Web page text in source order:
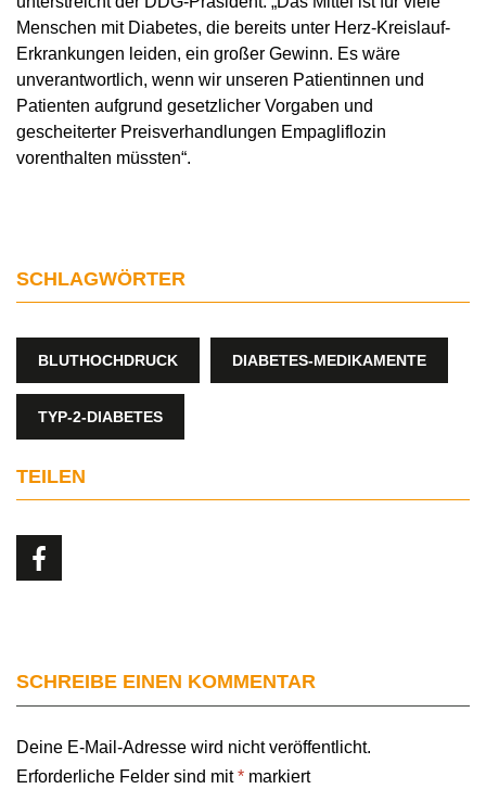
Menschen mit Diabetes, die bereits unter Herz-Kreislauf-
Erkrankungen leiden, ein großer Gewinn. Es wäre
unverantwortlich, wenn wir unseren Patientinnen und
Patienten aufgrund gesetzlicher Vorgaben und
gescheiterter Preisverhandlungen Empagliflozin
vorenthalten müssten“.
SCHLAGWÖRTER
BLUTHOCHDRUCK DIABETES-MEDIKAMENTE
TYP-2-DIABETES
TEILEN
SCHREIBE EINEN KOMMENTAR
Deine E-Mail-Adresse wird nicht veröffentlicht.
Erforderliche Felder sind mit* markiert